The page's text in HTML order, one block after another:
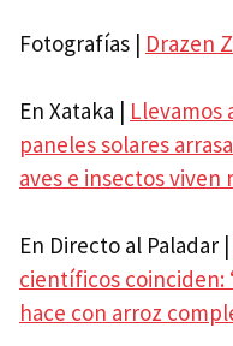
Fotografías | Drazen
En Xataka | Llevamos
paneles solares
aves e insectos
En Directo al Paladar |
científicos coinciden:
hace con arroz